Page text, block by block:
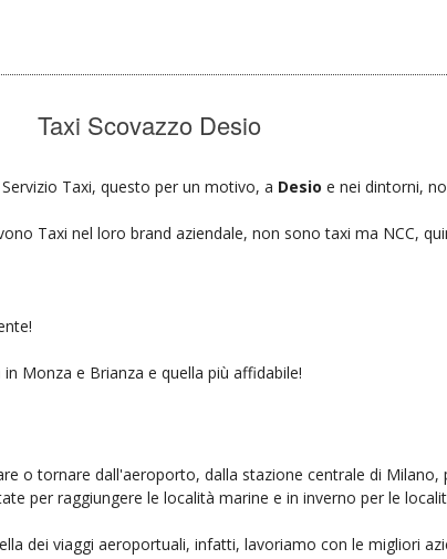
Taxi Scovazzo Desio
Taxi, questo per un motivo, a Desio e nei dintorni,
Taxi nel loro brand aziendale, non sono taxi ma NCC,
Monza e Brianza e quella più affidabile!
o tornare dall'aeroporto, dalla stazione centrale di
per raggiungere le località marine e in inverno per le
dei viaggi aeroportuali, infatti, lavoriamo con le migliori